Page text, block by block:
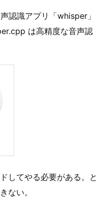
認識アプリ「whisper」
は高精度な音声認
してやる必要がある。と
ない。